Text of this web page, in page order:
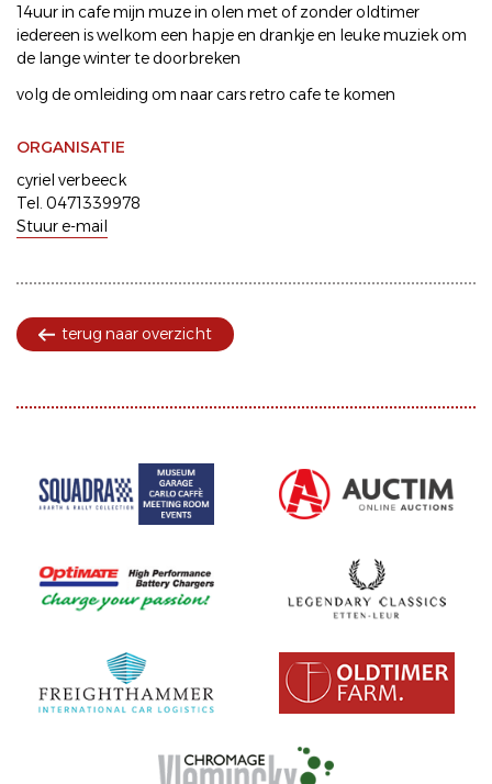
14uur in cafe mijn muze in olen met of zonder oldtimer
iedereen is welkom een hapje en drankje en leuke muziek om
de lange winter te doorbreken
volg de omleiding om naar cars retro cafe te komen
ORGANISATIE
cyriel verbeeck
Tel. 0471339978
Stuur e-mail
terug naar overzicht